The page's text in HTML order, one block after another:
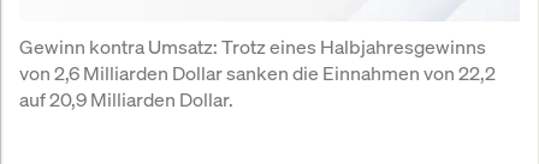
Gewinn kontra Umsatz: Trotz eines Halbjahresgewinns
von 2,6 Milliarden Dollar sanken die Einnahmen von 22,2
auf 20,9 Milliarden Dollar.